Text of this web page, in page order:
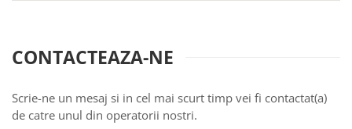
CONTACTEAZA-NE
Scrie-ne un mesaj si in cel mai scurt timp vei fi contactat(a)
de catre unul din operatorii nostri.